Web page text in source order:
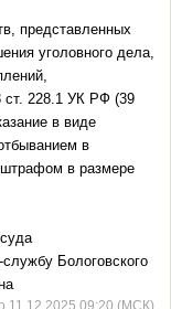
представленных
уголовного дела,
ст. 228.1 УК РФ (39
в виде
в
штрафом в размере
суда
Бологовского
11.12.2025 09:20 (МСК)